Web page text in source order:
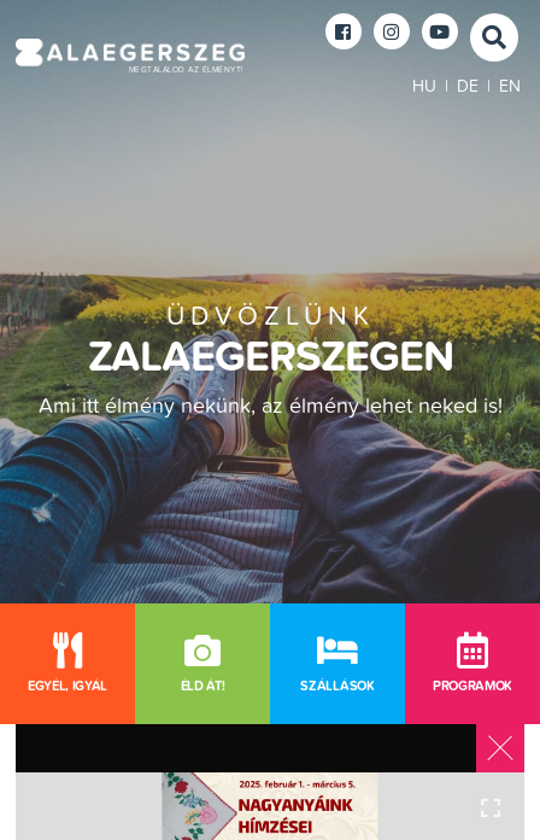
MEGTALÁLOD AZ ÉLMÉNYT!
HU DE EN
ÜDVÖZLÜNK
ZALAEGERSZEGEN
Ami itt élmény nekünk, az élmény lehet neked is!
EGYÉL, IGYÁL ÉLD ÁT! SZÁLLÁSOK PROGRAMOK